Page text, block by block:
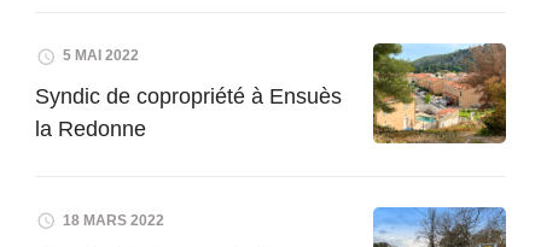
5 MAI 2022
Syndic de copropriété à Ensuès
la Redonne
18 MARS 2022